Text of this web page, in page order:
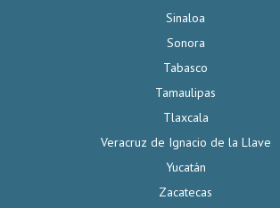
Sinaloa
Sonora
Tabasco
Tamaulipas
Tlaxcala
Veracruz de Ignacio de la Llave
Yucatán
Zacatecas